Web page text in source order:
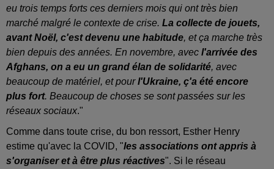
eu trois temps forts ces derniers mois qui ont très bien
marché malgré le contexte de crise. La collecte de jouets,
avant Noël, c'est devenu une habitude, et ça marche très
bien depuis des années. En novembre, avec l'arrivée des
Afghans, on a eu un grand élan de solidarité, avec
beaucoup de matériel, et pourl'Ukraine, ç'a été encore
plus fort. Beaucoup de choses se sont passées sur les
réseaux sociaux."
Comme dans toute crise, du bon ressort, Esther Henry
estime qu'avec la COVID, "les associations ont appris à
s'organiser et à être plus réactives". Si le réseau